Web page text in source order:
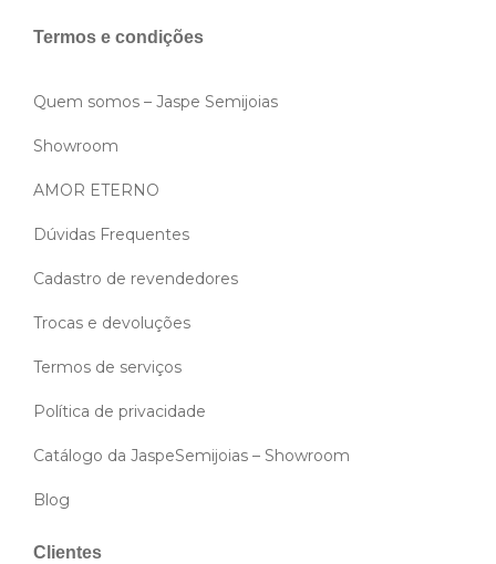
Termos e condições
Quem somos – Jaspe Semijoias
Showroom
AMOR ETERNO
Dúvidas Frequentes
Cadastro de revendedores
Trocas e devoluções
Termos de serviços
Política de privacidade
Catálogo da JaspeSemijoias – Showroom
Blog
Clientes